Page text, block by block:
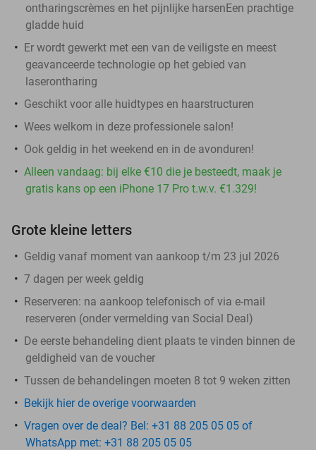
ontharingscrèmes en het pijnlijke harsenEen prachtige
gladde huid
Er wordt gewerkt met een van de veiligste en meest
geavanceerde technologie op het gebied van
laserontharing
Geschikt voor alle huidtypes en haarstructuren
Wees welkom in deze professionele salon!
Ook geldig in het weekend en in de avonduren!
Alleen vandaag: bij elke €10 die je besteedt, maak je
gratis kans op een iPhone 17 Pro t.w.v. €1.329!
Grote kleine letters
Geldig vanaf moment van aankoop t/m 23 jul 2026
7 dagen per week geldig
Reserveren: na aankoop telefonisch of via e-mail
reserveren (onder vermelding van Social Deal)
De eerste behandeling dient plaats te vinden binnen de
geldigheid van de voucher
Tussen de behandelingen moeten 8 tot 9 weken zitten
Bekijk hier de overige voorwaarden
Vragen over de deal? Bel: +31 88 205 05 05 of
WhatsApp met: +31 88 205 05 05